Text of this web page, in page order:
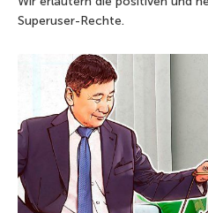
Superuser-Rechte.